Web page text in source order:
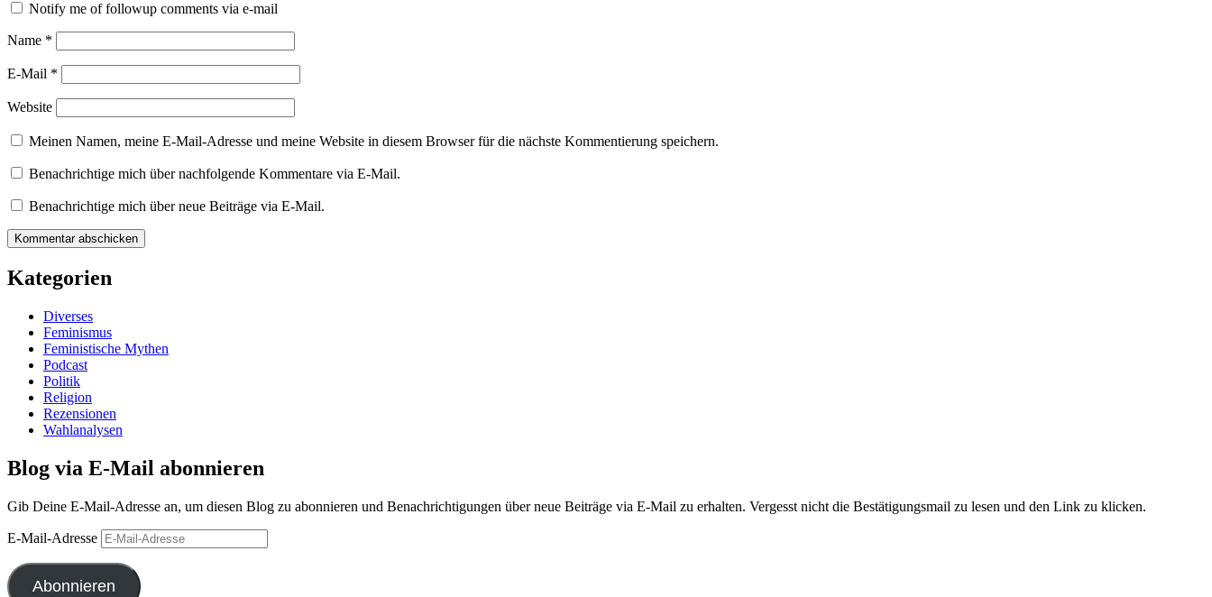
Notify me of followup comments via e-mail
Name *
E-Mail *
Website
Meinen Namen, meine E-Mail-Adresse und meine Website in diesem Browser für die nächste Kommentierung speichern.
Benachrichtige mich über nachfolgende Kommentare via E-Mail.
Benachrichtige mich über neue Beiträge via E-Mail.
Kategorien
Diverses
Feminismus
Feministische Mythen
Podcast
Politik
Religion
Rezensionen
Wahlanalysen
Blog via E-Mail abonnieren
Gib Deine E-Mail-Adresse an, um diesen Blog zu abonnieren und Benachrichtigungen über neue Beiträge via E-Mail zu erhalten. Vergesst nicht die Bestätigungsmail zu lesen und den Link zu klicken.
E-Mail-Adresse
Abonnieren